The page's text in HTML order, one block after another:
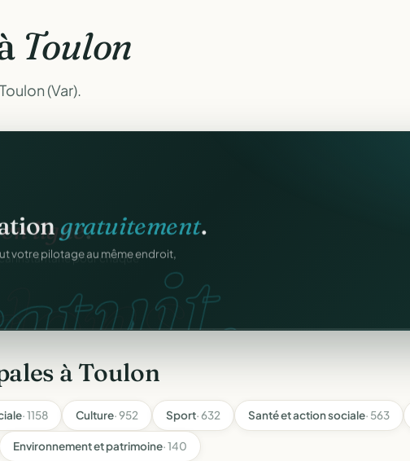
Toulon
(Var).
gratuitement.
votre pilotage au même endroit,
à Toulon
· 1158 Culture· 952 Sport· 632 Santé et action sociale· 563
Environnement et patrimoine· 140